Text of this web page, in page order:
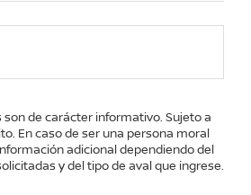
son de carácter informativo. Sujeto a
En caso de ser una persona moral
adicional dependiendo del
y del tipo de aval que ingrese.